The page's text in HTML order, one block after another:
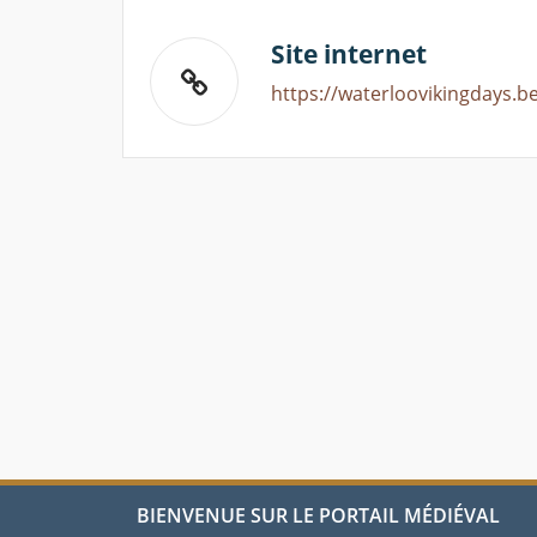
Site internet
https://
BIENVENUE SUR LE PORTAIL MÉDIÉVAL